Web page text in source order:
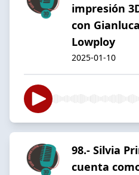
impresión
con
Lowploy
2025-01-10
98.- Silvia
cuenta